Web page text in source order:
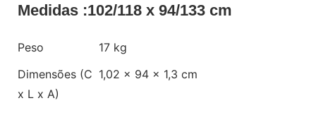
Medidas :102/118 x 94/133 cm
Peso
17 kg
Dimensões (C
x L x A)
1,02 × 94 × 1,3 cm